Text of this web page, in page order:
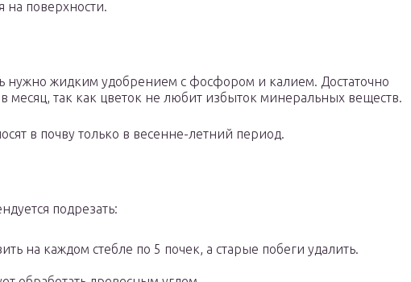
на поверхности.
нужно жидким удобрением с фосфором и калием. Достаточно
в месяц, так как цветок не любит избыток минеральных веществ.
в почву только в весенне-летний период.
подрезать:
на каждом стебле по 5 почек, а старые побеги удалить.